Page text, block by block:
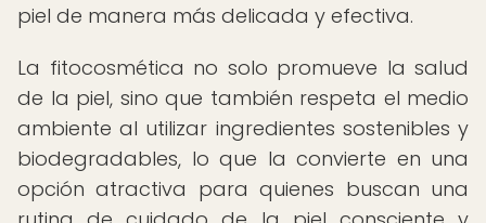
piel de manera más delicada y efectiva.
La fitocosmética no solo promueve la salud
de la piel, sino que también respeta el medio
ambiente al utilizar ingredientes sostenibles y
biodegradables, lo que la convierte en una
opción atractiva para quienes buscan una